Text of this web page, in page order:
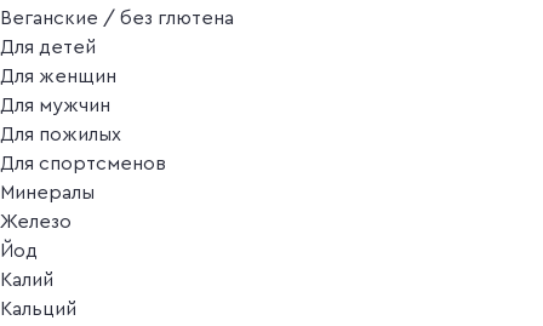
Веганские / без глютена
Для детей
Для женщин
Для мужчин
Для пожилых
Для спортсменов
Минералы
Железо
Йод
Калий
Кальций